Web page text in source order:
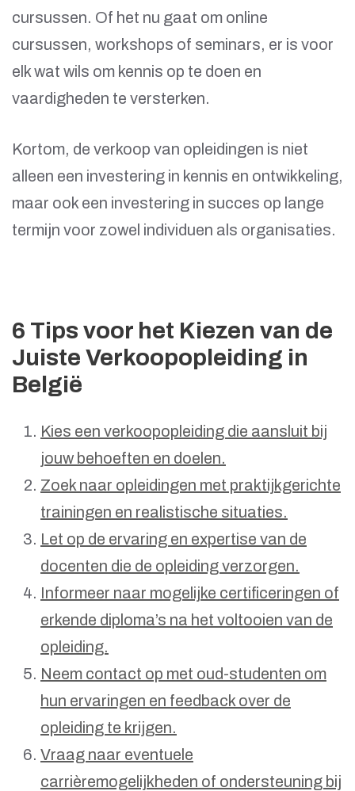
cursussen. Of het nu gaat om online
cursussen, workshops of seminars, er is voor
elk wat wils om kennis op te doen en
vaardigheden te versterken.
Kortom, de verkoop van opleidingen is niet
alleen een investering in kennis en ontwikkeling,
maar ook een investering in succes op lange
termijn voor zowel individuen als organisaties.
6 Tips voor het Kiezen van de
Juiste Verkoopopleiding in
België
Kies een verkoopopleiding die aansluit bij
jouw behoeften en doelen.
Zoek naar opleidingen met praktijkgerichte
trainingen en realistische situaties.
Let op de ervaring en expertise van de
docenten die de opleiding verzorgen.
Informeer naar mogelijke certificeringen of
erkende diploma’s na het voltooien van de
opleiding.
Neem contact op met oud-studenten om
hun ervaringen en feedback over de
opleiding te krijgen.
Vraag naar eventuele
carrièremogelijkheden of ondersteuning bij